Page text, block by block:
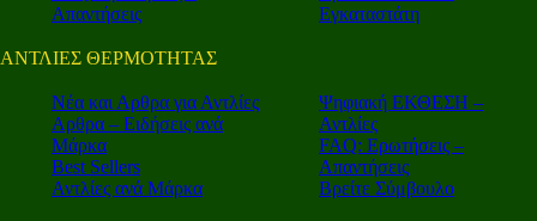
Απαντήσεις
Εγκαταστάτη
ΑΝΤΛΙΕΣ ΘΕΡΜΟΤΗΤΑΣ
Nέα και Αρθρα για Αντλίες
Αρθρα – Ειδήσεις ανά
Μάρκα
Best Sellers
Αντλίες ανά Μάρκα
Ψηφιακή ΕΚΘΕΣΗ –
Αντλίες
FAQ: Ερωτήσεις –
Απαντήσεις
Βρείτε Σύμβουλο